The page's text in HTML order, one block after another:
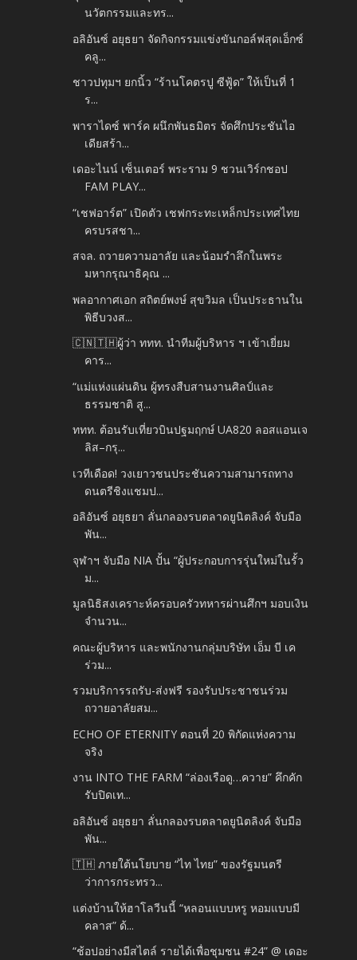
นวัตกรรมและทร...
อลิอันซ์ อยุธยา จัดกิจกรรมแข่งขันกอล์ฟสุดเอ็กซ์
คลู...
ชาวปทุมฯ ยกนิ้ว “ร้านโคตรปู ซีฟู้ด” ให้เป็นที่ 1
ร...
พาราไดซ์ พาร์ค ผนึกพันธมิตร จัดศึกประชันไอ
เดียสร้า...
เดอะไนน์ เซ็นเตอร์ พระราม 9 ชวนเวิร์กชอป
FAM PLAY...
“เชฟอาร์ต” เปิดตัว เชฟกระทะเหล็กประเทศไทย
ครบรสชา...
สจล. ถวายความอาลัย และน้อมรำลึกในพระ
มหากรุณาธิคุณ ...
พลอากาศเอก สถิตย์พงษ์ สุขวิมล เป็นประธานใน
พิธีบวงส...
🇨🇳🇹🇭ผู้ว่า ททท. นำทีมผู้บริหาร ฯ เข้าเยี่ยม
คาร...
“แม่แห่งแผ่นดิน ผู้ทรงสืบสานงานศิลป์และ
ธรรมชาติ สู...
ททท. ต้อนรับเที่ยวบินปฐมฤกษ์ UA820 ลอสแอนเจ
ลิส–กรุ...
เวทีเดือด! วงเยาวชนประชันความสามารถทาง
ดนตรีชิงแชมป...
อลิอันซ์ อยุธยา ลั่นกลองรบตลาดยูนิตลิงค์ จับมือ
พัน...
จุฬาฯ จับมือ NIA ปั้น “ผู้ประกอบการรุ่นใหม่ในรั้ว
ม...
มูลนิธิสงเคราะห์ครอบครัวทหารผ่านศึกฯ มอบเงิน
จำนวน...
คณะผู้บริหาร และพนักงานกลุ่มบริษัท เอ็ม บี เค
ร่วม...
รวมบริการรถรับ-ส่งฟรี รองรับประชาชนร่วม
ถวายอาลัยสม...
ECHO OF ETERNITY ตอนที่ 20 พิกัดแห่งความ
จริง
งาน INTO THE FARM “ล่องเรือดู…ควาย” คึกคัก
รับปิดเท...
อลิอันซ์ อยุธยา ลั่นกลองรบตลาดยูนิตลิงค์ จับมือ
พัน...
🇹🇭 ภายใต้นโยบาย “ไท ไทย” ของรัฐมนตรี
ว่าการกระทรว...
แต่งบ้านให้ฮาโลวีนนี้ “หลอนแบบหรู หอมแบบมี
คลาส” ด้...
“ช้อปอย่างมีสไตล์ รายได้เพื่อชุมชน #24” @ เดอะ